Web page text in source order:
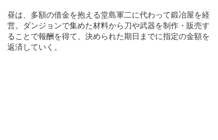
昼は、多額の借金を抱える堂島軍二に代わって鍛冶屋を経
営。ダンジョンで集めた材料から刀や武器を制作・販売す
ることで報酬を得て、決められた期日までに指定の金額を
返済していく。